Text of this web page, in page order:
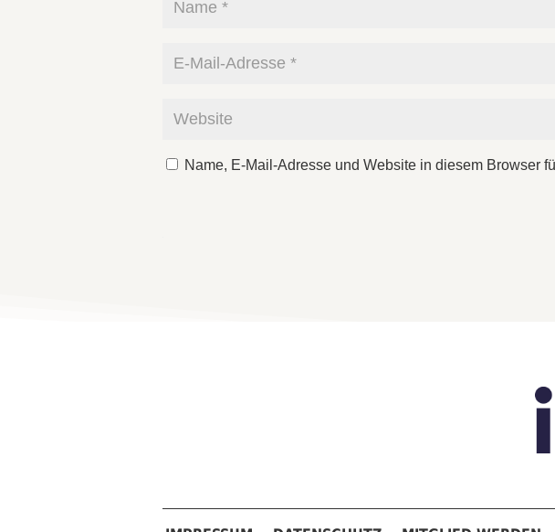
Name, E-Mail-Adresse und Website in diesem Browser